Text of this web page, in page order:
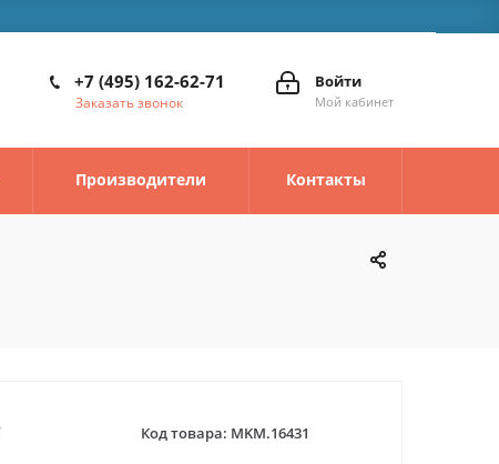
Войти
Мой кабинет
+7 (495) 162-62-71
Заказать звонок
Производители Контакты
Код товара: MKM.16431